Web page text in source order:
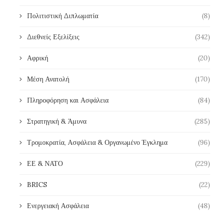
Πολιτιστική Διπλωματία (8)
Διεθνείς Εξελίξεις (342)
Αφρική (20)
Μέση Ανατολή (170)
Πληροφόρηση και Ασφάλεια (84)
Στρατηγική & Άμυνα (285)
Τρομοκρατία, Ασφάλεια & Οργανωμένο Έγκλημα (96)
ΕΕ & ΝΑΤΟ (229)
BRICS (22)
Ενεργειακή Ασφάλεια (48)